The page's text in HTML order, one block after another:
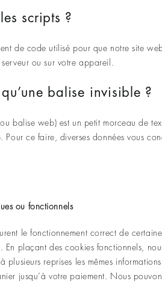
scripts ?
de code utilisé pour que notre site
ou sur votre appareil.
balise invisible ?
balise web) est un petit morceau de
Pour ce faire, diverses données vous
ou fonctionnels
le fonctionnement correct de
En plaçant des cookies fonctionnels,
plusieurs reprises les mêmes
jusqu’à votre paiement. Nous